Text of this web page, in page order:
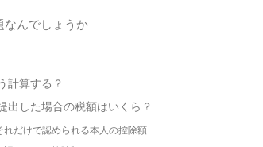
なんでしょうか
計算する？
出した場合の税額はいくら？
だけで認められる本人の控除額